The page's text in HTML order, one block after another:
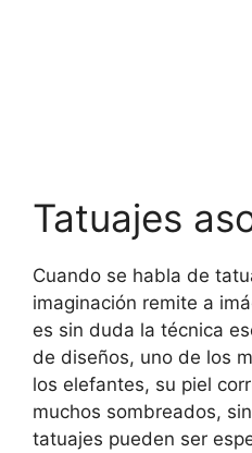
Tatuajes
Cuando se habla de
imaginación remite a
es sin duda la técnica
de diseños, uno de los
los elefantes, su piel
muchos sombreados,
tatuajes pueden ser